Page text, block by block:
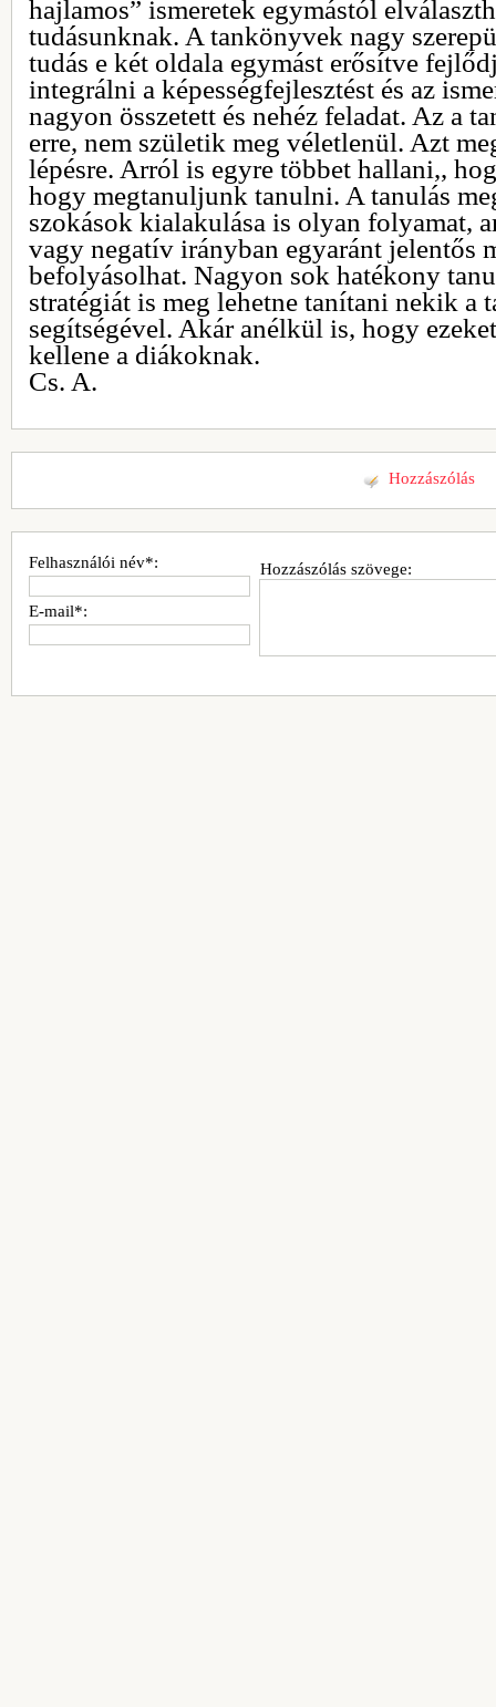
hajlamos” ismeretek egymástól
tudásunknak. A tankönyvek nagy
tudás e két oldala egymást erősítve
integrálni a képességfejlesztést és az
nagyon összetett és nehéz feladat. Az a
erre, nem születik meg véletlenül. Azt
lépésre. Arról is egyre többet hallani,,
hogy megtanuljunk tanulni. A tanulás
szokások kialakulása is olyan folyamat,
vagy negatív irányban egyaránt jelentős
befolyásolhat. Nagyon sok hatékony
stratégiát is meg lehetne tanítani nekik a
segítségével. Akár anélkül is, hogy
kellene a diákoknak.
Cs. A.
Hozzászólás
Hozzászólás szövege:
Felhasználói név*:
E-mail*: